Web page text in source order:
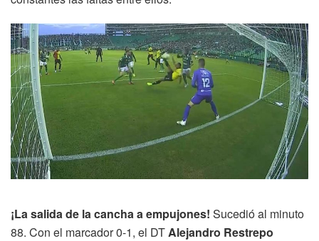
¡La salida de la cancha a empujones! Sucedió al minuto
88. Con el marcador 0-1, el DT Alejandro Restrepo